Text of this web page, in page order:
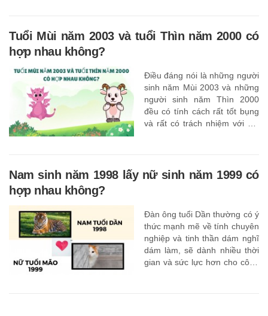
Tuổi Mùi năm 2003 và tuổi Thìn năm 2000 có
hợp nhau không?
Điều đáng nói là những người
sinh năm Mùi 2003 và những
người sinh năm Thìn 2000
đều có tính cách rất tốt bụng
và rất có trách nhiệm với gia
Nam sinh năm 1998 lấy nữ sinh năm 1999 có
hợp nhau không?
Đàn ông tuổi Dần thường có ý
thức mạnh mẽ về tính chuyên
nghiệp và tinh thần dám nghĩ
dám làm, sẽ dành nhiều thời
gian và sức lực hơn cho công